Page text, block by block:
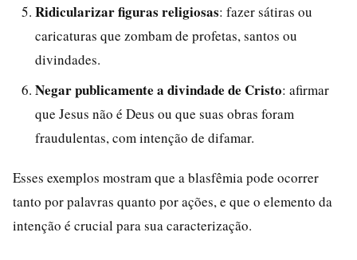
Ridicularizar figuras religiosas: fazer sátiras ou
caricaturas que zombam de profetas, santos ou
divindades.
Negar publicamente a divindade de Cristo: afirmar
que Jesus não é Deus ou que suas obras foram
fraudulentas, com intenção de difamar.
Esses exemplos mostram que a blasfêmia pode ocorrer
tanto por palavras quanto por ações, e que o elemento da
intenção é crucial para sua caracterização.